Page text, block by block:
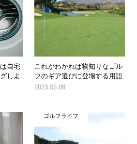
自宅
しよ
これがわかれば物知りなゴル
フのギア選びに登場する用語
2023.05.08
ゴルフライフ